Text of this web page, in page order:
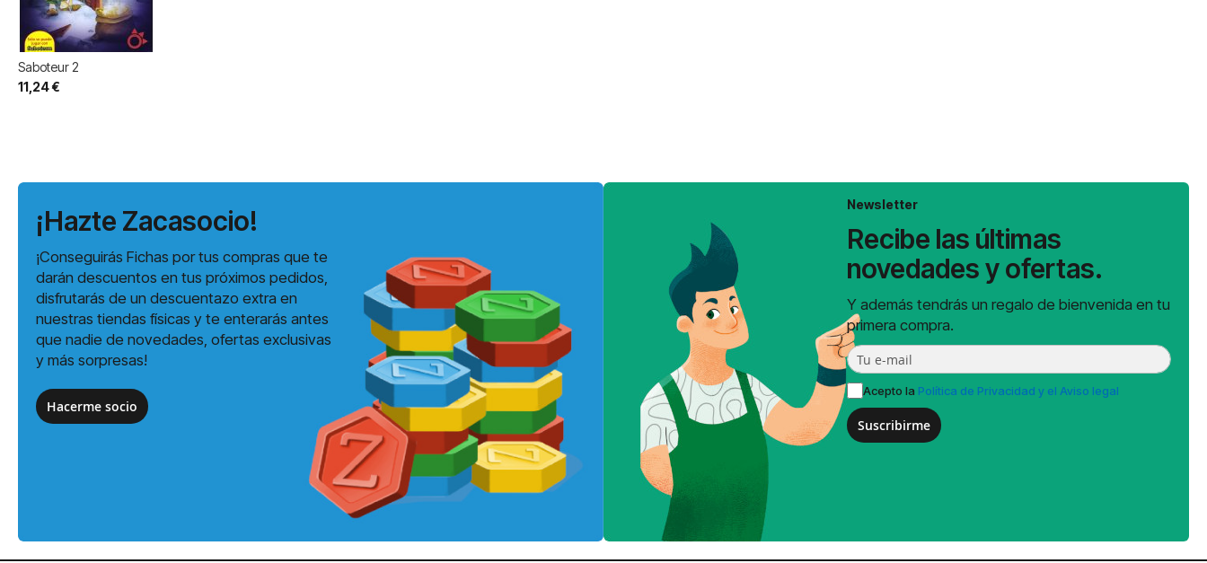
Saboteur 2
11,24 €
¡Hazte Zacasocio!
¡Conseguirás Fichas por tus compras que te
darán descuentos en tus próximos pedidos,
disfrutarás de un descuentazo extra en
nuestras tiendas físicas y te enterarás antes
que nadie de novedades, ofertas exclusivas
y más sorpresas!
Hacerme socio
Newsletter
Recibe las últimas
novedades y ofertas.
Y además tendrás un regalo de bienvenida en tu
primera compra.
Acepto la Política de Privacidad y el Aviso legal
Suscribirme